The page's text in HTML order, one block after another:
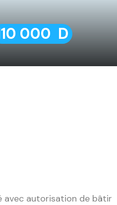
000 D
avec autorisation de bâtir